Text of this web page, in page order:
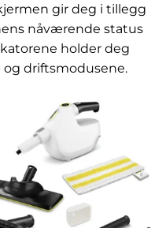
gir deg i tillegg
nåværende status
holder deg
driftsmodusene.